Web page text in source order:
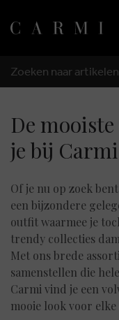
ZOEKEN
De
je bij Carmi
Of je nu op zoek
een bijzondere
outfit waarmee je
trendy collecties
Met ons brede
samenstellen die
Carmi vind je een
mooie look voor elke